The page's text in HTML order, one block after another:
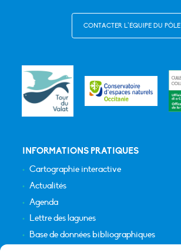
CONTACTER L’ÉQUIPE DU PÔLE
INFORMATIONS PRATIQUES
Cartographie interactive
Actualités
Agenda
Lettre des lagunes
Base de données bibliographiques